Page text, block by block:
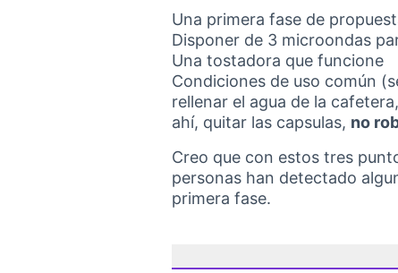
Una primera fase de
Disponer de 3 microondas
Una tostadora que funcione
Condiciones de uso común
rellenar el agua de la
ahí, quitar las capsulas, no
Creo que con estos tres
personas han detectado
primera fase.